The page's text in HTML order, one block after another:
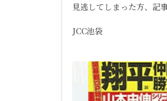
見逃してしまった方、記
JCC池袋